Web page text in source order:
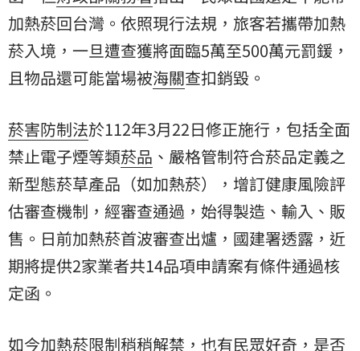
加熱菸回台灣。依照現行法規，旅客若攜帶加熱
菸入境，一旦遭查獲將面臨5萬至500萬元罰鍰，
且物品還可能當場被海關查扣銷毀。
菸害防制法於112年3月22日修正施行，包括全面
禁止電子煙等類菸品 、嚴格管制符合菸品定義之
新型態菸草產品（如加熱菸），增訂健康風險評
估審查機制，經審查通過，始得製造、輸入、販
售。日前加熱菸首波審查出爐，國建署透露，近
期將提供2家業者共14品項申請案有條件通過核
定函。
如今加熱菸限制稍稍解禁，也有民眾好奇，是否